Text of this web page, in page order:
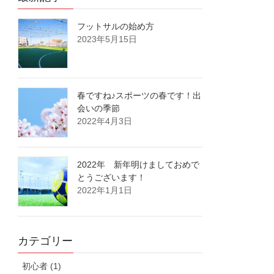
フットサルの始め方
2023年5月15日
春ですね♪スポーツの春です！出
会いの季節
2022年4月3日
2022年 新年明けましておめで
とうございます！
2022年1月1日
カテゴリー
初心者 (1)